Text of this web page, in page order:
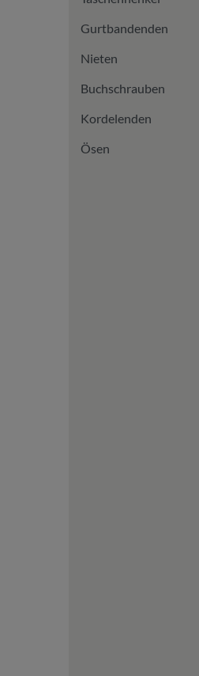
Gurtbandenden
Nieten
Buchschrauben
Kordelenden
Ösen